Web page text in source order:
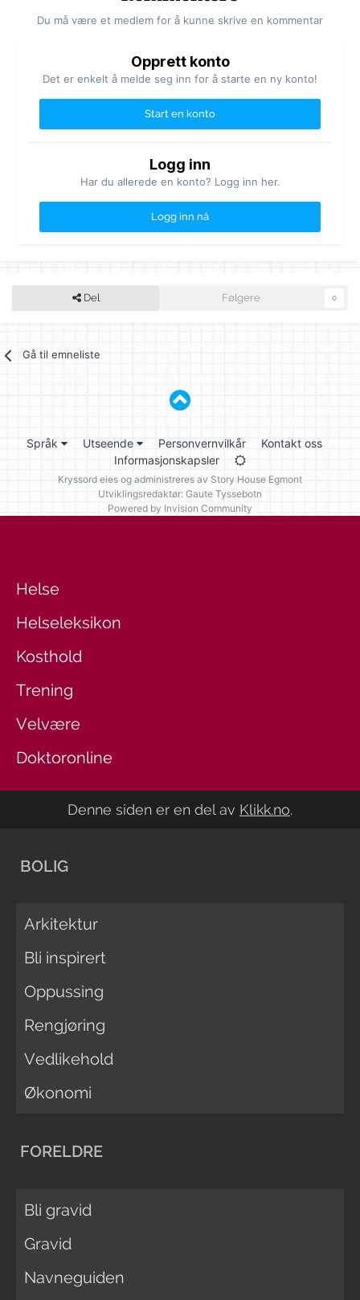
Du må være et medlem for å kunne skrive en kommentar
Opprett konto
Det er enkelt å melde seg inn for å starte en ny konto!
Start en konto
Logg inn
Har du allerede en konto? Logg inn her.
Logg inn nå
Del Følgere 0
Gå til emneliste
Språk Utseende Personvernvilkår
Kontakt oss
Informasjonskapsler
Kryssord eies og administreres av Story House Egmont
Utviklingsredaktør: Gaute Tyssebotn
Powered by Invision Community
Helse
Helseleksikon
Kosthold
Trening
Velvære
Doktoronline
Denne siden er en del av Klikk.no.
BOLIG
Arkitektur
Bli inspirert
Oppussing
Rengjøring
Vedlikehold
Økonomi
FORELDRE
Bli gravid
Gravid
Navneguiden